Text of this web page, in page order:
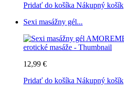
Pridať do košíka Nákupný košík
Sexi masážny gél...
12,99 €
Pridať do košíka Nákupný košík